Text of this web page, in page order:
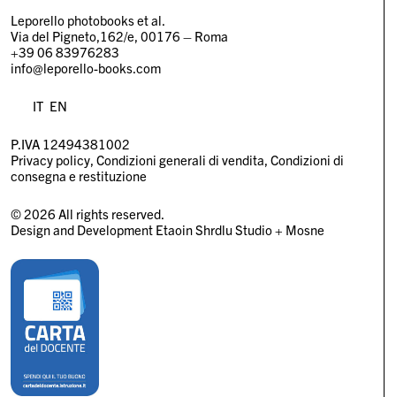
Leporello photobooks et al.
Via del Pigneto,162/e, 00176 – Roma
+39 06 83976283
info@leporello-books.com
IT EN
P.IVA 12494381002
Privacy policy Condizioni generali di vendita Condizioni di
consegna e restituzione
© 2026 All rights reserved.
Design and Development Etaoin Shrdlu Studio+ Mosne